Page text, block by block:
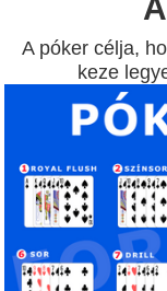
A póker célja,
keze